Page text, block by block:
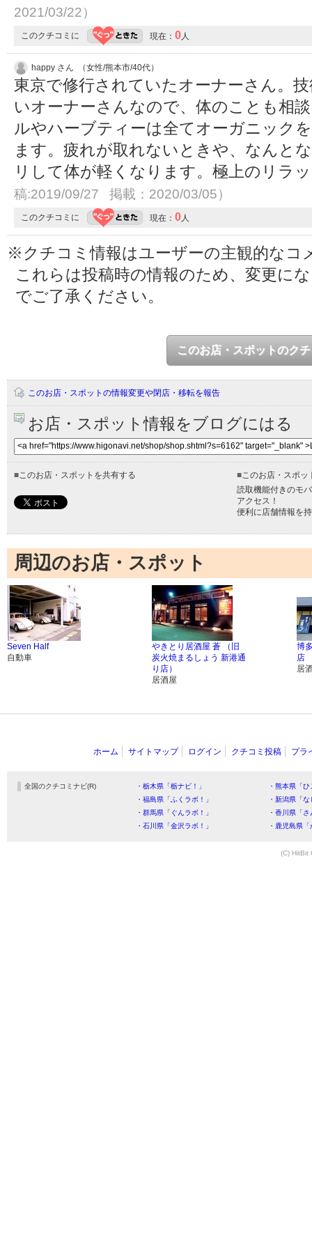
2021/03/22）
このクチコミに 現在： 0 人
happy さん （女性/熊本市/40代）
東京で修行されていたオーナーさん。
いオーナーさんなので、体のことも相
ルやハーブティーは全てオーガニック
ます。疲れが取れないときや、なんと
リして体が軽くなります。極上のリラ
稿:2019/09/27 掲載：2020/03/05）
このクチコミに 現在： 0 人
※クチコミ情報はユーザーの主観的なコ
これらは投稿時の情報のため、変更に
でご了承ください。
このお店・スポットのク
このお店・スポットの情報変更や閉店・移転を報告
お店・スポット情報をブログにはる
■ このお店・スポットを共有する ■ このお店・スポ
読取機能付きのモ
アクセス！
便利に店舗情報を
周辺のお店・スポット
Seven Half
自動車
やきとり居酒屋 蒼 （旧
炭火焼まるしょう 新港通
り店）
居酒屋
博
店
居
ホーム サイトマップ ログイン クチコミ投稿 プラ
全国のクチコミナビ(R) ・栃木県「栃ナビ！」
・熊本県「
・福島県「ふくラボ！」
・新潟県「
・群馬県「ぐんラボ！」
・香川県「
・石川県「金沢ラボ！」
・鹿児島県
(C) HitBit